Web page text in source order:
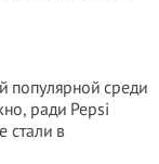
популярной среди
ради Pepsi
стали в